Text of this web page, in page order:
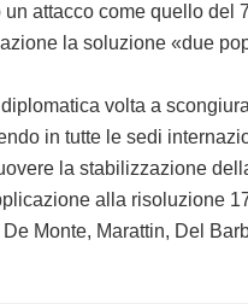
attacco come quello del
la soluzione «due
volta a
in tutte le sedi
la stabilizzazione
alla risoluzione
Monte, Marattin, Del